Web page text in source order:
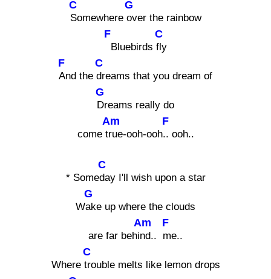
C
Somewhere
G
over the rainbow
F
Bluebirds
C
fly
F
And the
C
dreams that you dream of
G
Dreams really do
come t
Am
rue-ooh-ooh
F
.. ooh..
* Some
C
day I'll wish upon a star
W
G
ake up where the clouds
are far behi
Am
nd..
F
me..
Where
C
trouble melts like lemon drops